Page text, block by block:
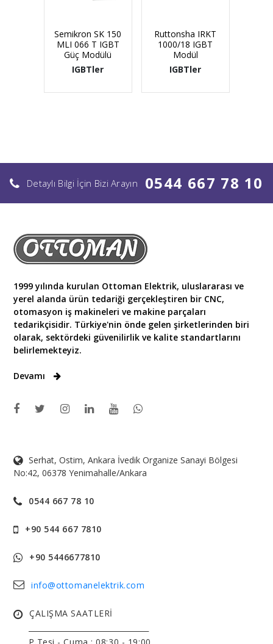
Semikron SK 150
MLI 066 T IGBT
Güç Modülü
IGBTler
Ruttonsha IRKT
1000/18 IGBT
Modül
IGBTler
Detaylı Bilgi İçin Bizi Arayın 0544 667 78 10
1999 yılında kurulan Ottoman Elektrik, uluslararası ve
yerel alanda ürün tedariği gerçekleştiren bir CNC,
otomasyon iş makineleri ve makine parçaları
tedarikçisidir. Türkiye'nin önde gelen şirketlerinden biri
olarak, sektördeki güvenilirlik ve kalite standartlarını
belirlemekteyiz.
Devamı
Serhat, Ostim, Ankara İvedik Organize Sanayi Bölgesi
No:42, 06378 Yenimahalle/Ankara
0544 667 78 10
+90 544 667 7810
+90 5446677810
info@ottomanelektrik.com
ÇALIŞMA SAATLERİ
P.Tesi - Cuma : 08:30 - 19:00